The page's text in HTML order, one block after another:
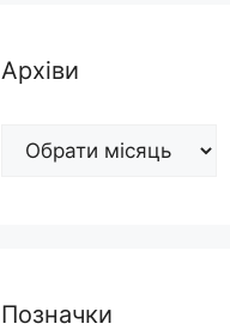
Архіви
Архіви
Позначки